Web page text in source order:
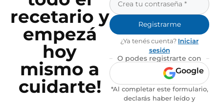
recetario y
empezá
hoy
mismo a
cuidarte!
Registrarme
¿Ya tenés cuenta? Iniciar
sesión
O podes registrarte con
Google
*Al completar este formulario,
declarás haber leído y